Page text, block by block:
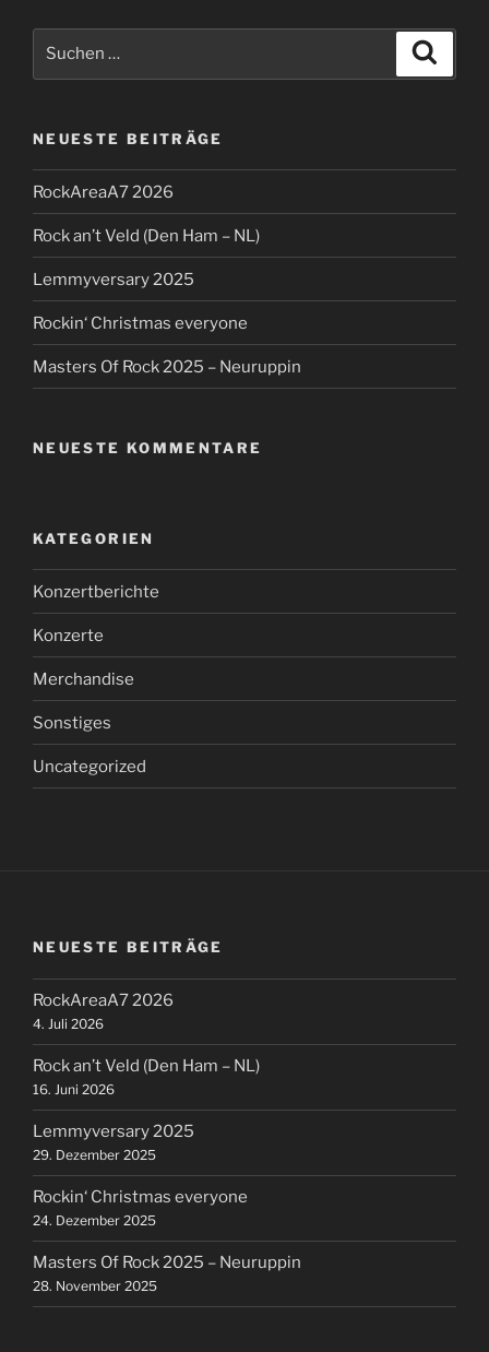
NEUESTE BEITRÄGE
RockAreaA7 2026
Rock an’t Veld (Den Ham – NL)
Lemmyversary 2025
Rockin‘ Christmas everyone
Masters Of Rock 2025 – Neuruppin
NEUESTE KOMMENTARE
KATEGORIEN
Konzertberichte
Konzerte
Merchandise
Sonstiges
Uncategorized
NEUESTE BEITRÄGE
RockAreaA7 2026
4. Juli 2026
Rock an’t Veld (Den Ham – NL)
16. Juni 2026
Lemmyversary 2025
29. Dezember 2025
Rockin‘ Christmas everyone
24. Dezember 2025
Masters Of Rock 2025 – Neuruppin
28. November 2025